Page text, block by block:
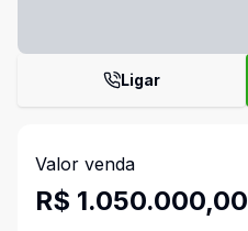
Ligar
Valor venda
R$ 1.050.000,00